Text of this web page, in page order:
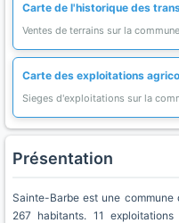
Carte de l'historique des
Ventes de terrains sur la commune
Carte des exploitations
Sieges d'exploitations sur la
Présentation
Sainte-Barbe est une commune
267 habitants. 11